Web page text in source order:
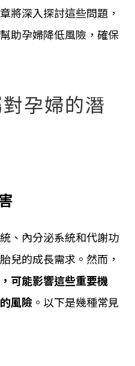
將深入探討這些問題，
助孕婦降低風險，確保
對孕婦的潛
、內分泌系統和代謝功
兒的成長需求。然而，
可能影響這些重要機
風險 。以下是幾種常見